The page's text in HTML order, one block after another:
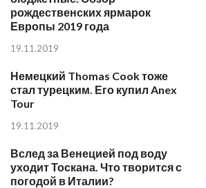
рождественских ярмарок
Европы 2019 года
19.11.2019
Немецкий Thomas Cook тоже
стал турецким. Его купил Anex
Tour
19.11.2019
Вслед за Венецией под воду
уходит Тоскана. Что творится с
погодой в Италии?